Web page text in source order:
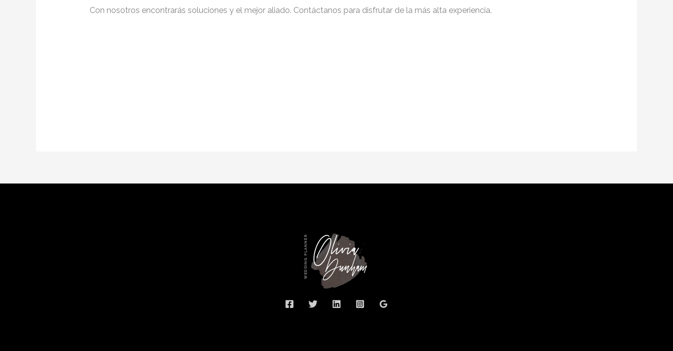
Con nosotros encontrarás soluciones y el mejor aliado. Contáctanos para disfrutar de la más alta experiencia.